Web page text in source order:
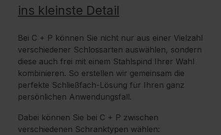
ins kleinste Detail
Bei C + P können Sie nicht nur aus einer Vielzahl
verschiedener Schlossarten auswählen, sondern
diese auch frei mit einem Stahlspind Ihrer Wahl
kombinieren. So erstellen wir gemeinsam die
perfekte Schließfach-Lösung für Ihren ganz
persönlichen Anwendungsfall.
Dabei können Sie bei C + P zwischen
verschiedenen Schranktypen wählen: